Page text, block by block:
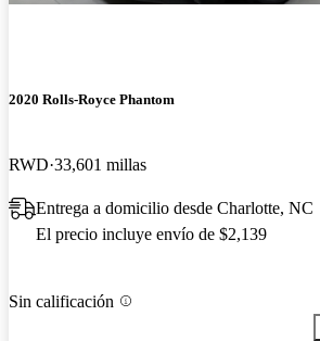
2020 Rolls-Royce Phantom
RWD 33,601 millas
Entrega a domicilio desde Charlotte, NC
El precio incluye envío de $2,139
Sin calificación